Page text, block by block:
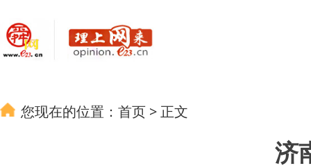
您现在的位置： 首页 > 正文
济